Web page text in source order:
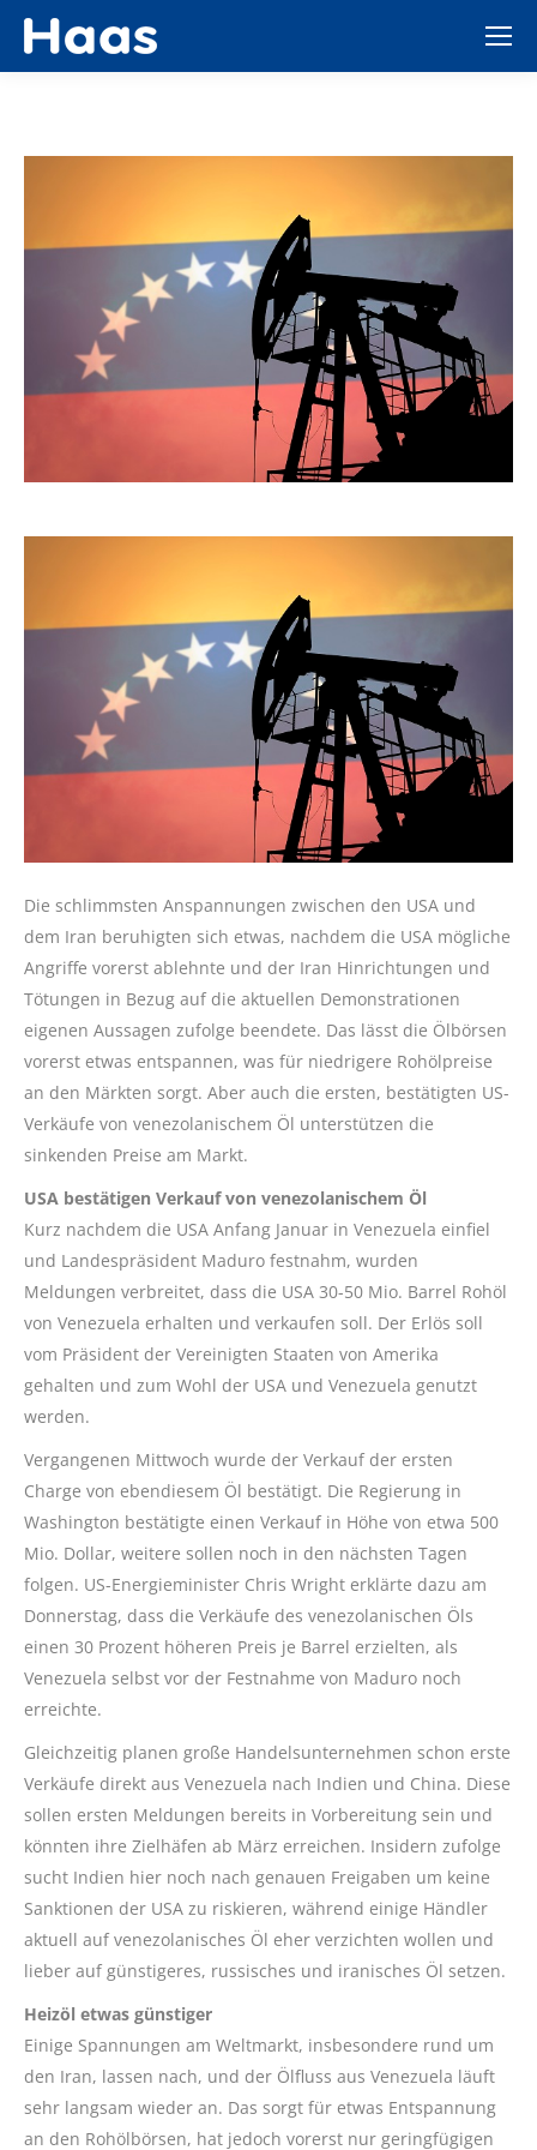
Die schlimmsten Anspannungen zwischen den USA und
dem Iran beruhigten sich etwas, nachdem die USA mögliche
Angriffe vorerst ablehnte und der Iran Hinrichtungen und
Tötungen in Bezug auf die aktuellen Demonstrationen
eigenen Aussagen zufolge beendete. Das lässt die Ölbörsen
vorerst etwas entspannen, was für niedrigere Rohölpreise
an den Märkten sorgt. Aber auch die ersten, bestätigten US-
Verkäufe von venezolanischem Öl unterstützen die
sinkenden Preise am Markt.
USA bestätigen Verkauf von venezolanischem Öl
Kurz nachdem die USA Anfang Januar in Venezuela einfiel
und Landespräsident Maduro festnahm, wurden
Meldungen verbreitet, dass die USA 30-50 Mio. Barrel Rohöl
von Venezuela erhalten und verkaufen soll. Der Erlös soll
vom Präsident der Vereinigten Staaten von Amerika
gehalten und zum Wohl der USA und Venezuela genutzt
werden.
Vergangenen Mittwoch wurde der Verkauf der ersten
Charge von ebendiesem Öl bestätigt. Die Regierung in
Washington bestätigte einen Verkauf in Höhe von etwa 500
Mio. Dollar, weitere sollen noch in den nächsten Tagen
folgen. US-Energieminister Chris Wright erklärte dazu am
Donnerstag, dass die Verkäufe des venezolanischen Öls
einen 30 Prozent höheren Preis je Barrel erzielten, als
Venezuela selbst vor der Festnahme von Maduro noch
erreichte.
Gleichzeitig planen große Handelsunternehmen schon erste
Verkäufe direkt aus Venezuela nach Indien und China. Diese
sollen ersten Meldungen bereits in Vorbereitung sein und
könnten ihre Zielhäfen ab März erreichen. Insidern zufolge
sucht Indien hier noch nach genauen Freigaben um keine
Sanktionen der USA zu riskieren, während einige Händler
aktuell auf venezolanisches Öl eher verzichten wollen und
lieber auf günstigeres, russisches und iranisches Öl setzen.
Heizöl etwas günstiger
Einige Spannungen am Weltmarkt, insbesondere rund um
den Iran, lassen nach, und der Ölfluss aus Venezuela läuft
sehr langsam wieder an. Das sorgt für etwas Entspannung
an den Rohölbörsen, hat jedoch vorerst nur geringfügigen